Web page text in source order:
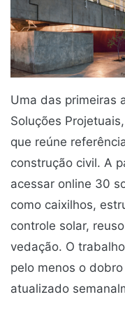
Uma das primeiras
Soluções
que reúne
construção civil. A
acessar online 30
como caixilhos,
controle solar,
vedação. O
pelo menos o
atualizado